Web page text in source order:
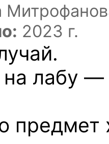
2023 г.
на лабу —
предмет